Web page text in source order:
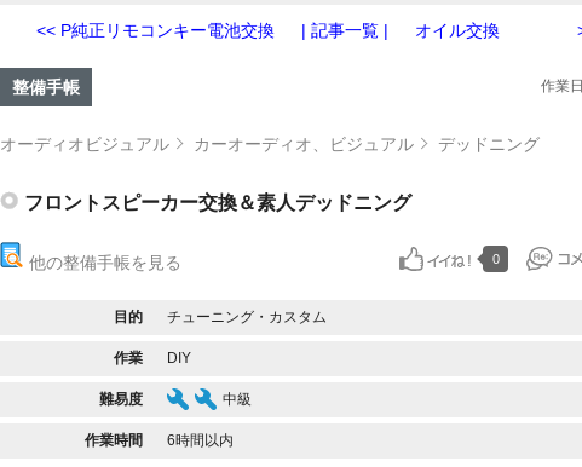
<< P純正リモコンキー電池交換 | 記事一覧 | オイル交換
整備手帳 作業
オーディオビジュアル カーオーディオ、ビジュアル デッドニング
フロントスピーカー交換＆素人デッドニング
他の整備手帳を見る 0
目的 チューニング・カスタム
作業 DIY
難易度 中級
作業時間 6時間以内